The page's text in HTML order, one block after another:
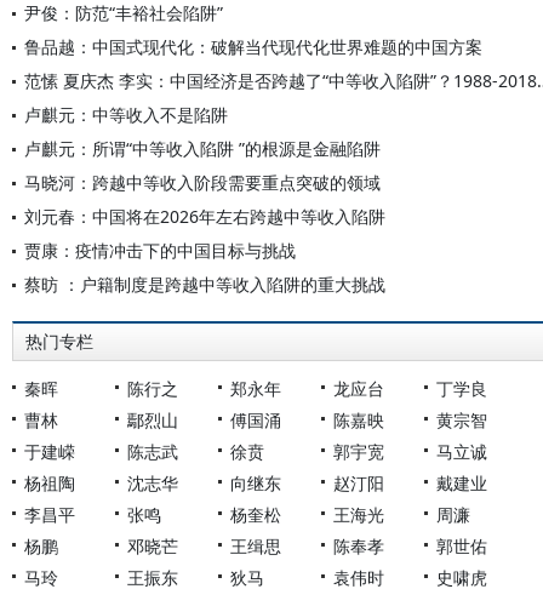
尹俊：防范“丰裕社会陷阱”
鲁品越：中国式现代化：破解当代现代化世界难题的中国方案
范愫 夏庆杰 李实：中国
卢麒元：中等收入不是陷阱
卢麒元：所谓“中等收入陷阱 ”的根源是金融陷阱
马晓河：跨越中等收入阶段需要重点突破的领域
刘元春：中国将在2026年左右跨越中等收入陷阱
贾康：疫情冲击下的中国目标与挑战
蔡昉 ：户籍制度是跨越中等收入陷阱的重大挑战
热门专栏
秦晖 陈行之 郑永年 龙应台
丁学良
曹林
鄢烈山 傅国涌 陈嘉映
黄宗智
于建嵘
陈志武 徐贲 郭宇宽
马立诚
杨祖陶
沈志华 向继东 赵汀阳
戴建业
李昌平
张鸣 杨奎松 王海光
周濂
杨鹏
邓晓芒 王缉思 陈奉孝
郭世佑
马玲
王振东 狄马 袁伟时 史啸虎